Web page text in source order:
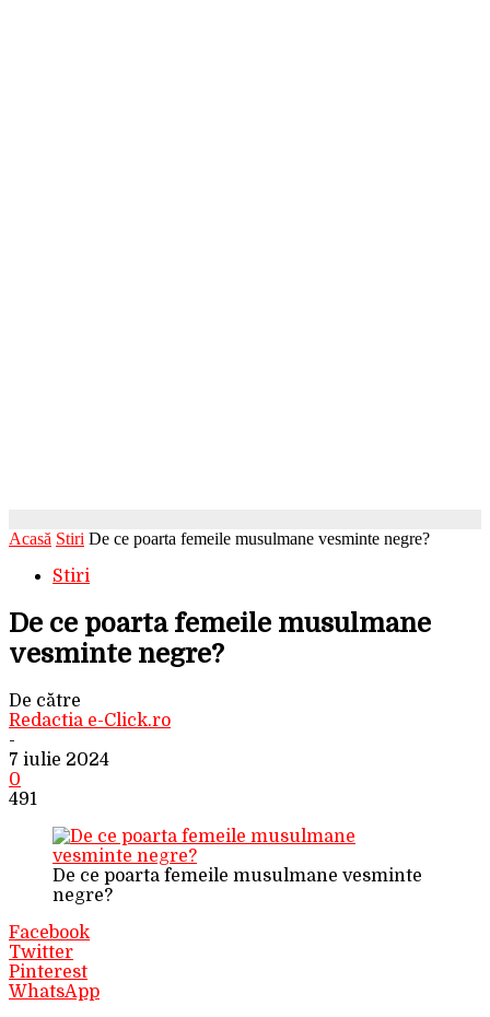
Acasă Stiri De ce poarta femeile musulmane vesminte negre?
Stiri
De ce poarta femeile musulmane
vesminte negre?
De către
Redactia e-Click.ro
-
7 iulie 2024
0
491
De ce poarta femeile musulmane vesminte
negre?
Facebook
Twitter
Pinterest
WhatsApp